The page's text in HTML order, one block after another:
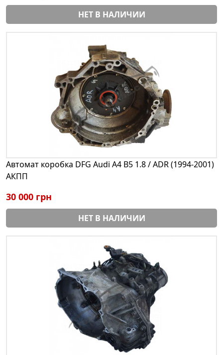
НЕТ В НАЛИЧИИ
Автомат коробка DFG Audi A4 B5 1.8 / ADR (1994-2001)
АКПП
30 000 грн
НЕТ В НАЛИЧИИ